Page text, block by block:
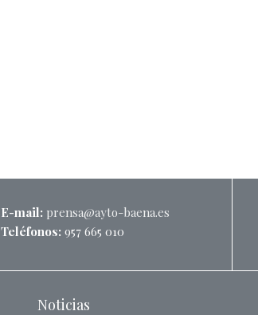
E-mail: prensa@ayto-baena.es
Teléfonos: 957 665 010
Noticias